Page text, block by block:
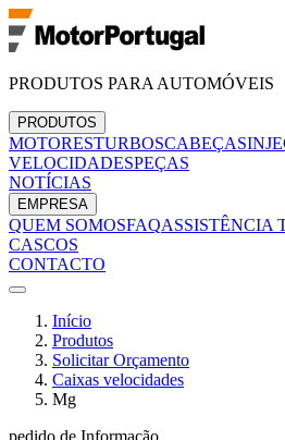
PRODUTOS PARA AUTOMÓVEIS
PRODUTOS
MOTORESTURBOSCABEÇAS
VELOCIDADESPEÇAS
NOTÍCIAS
EMPRESA
QUEM SOMOSFAQASSISTÊNCIA
CASCOS
CONTACTO
Início
Produtos
Solicitar Orçamento
Caixas velocidades
Mg
pedido de Informação